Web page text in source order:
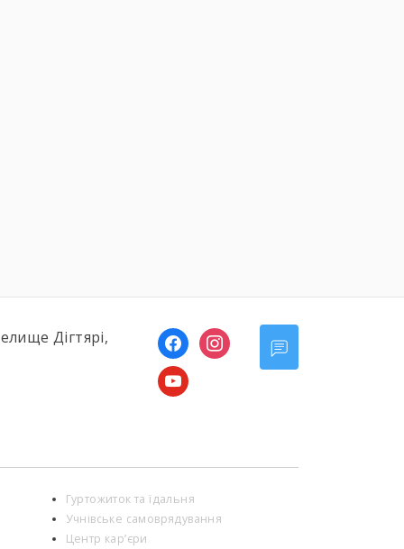
Дігтярі,
facebookinstagram
youtube
Гуртожиток та їдальня
Учнівське самоврядування
Центр кар’єри